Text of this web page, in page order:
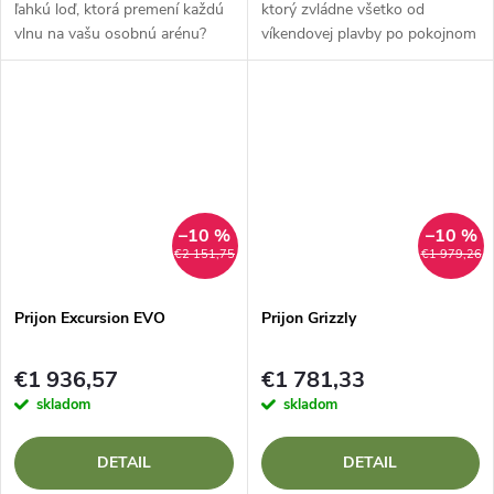
ľahkú loď, ktorá premení každú
vlnu na vašu osobnú arénu?
Prijon Drip PR-X Je to špičkový
ktorý zvládne všetko od
víkendovej plavby po pokojnom
jazere až po splavovanie mierne
€2 151,75
–10 %
Prijon Excursion EVO
€1 936,57
skladom
DETAIL
€1 979,26
–10 %
Prijon Grizzly
€1 781,33
skladom
DETAIL